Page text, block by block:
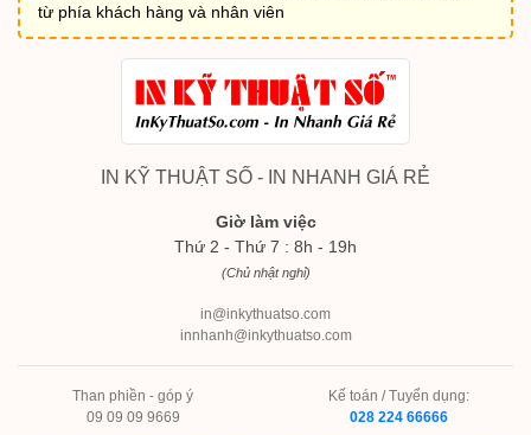
từ phía khách hàng và nhân viên
IN KỸ THUẬT SỐ - IN NHANH GIÁ RẺ
Giờ làm việc
Thứ 2 - Thứ 7 : 8h - 19h
(Chủ nhật nghỉ)
in@inkythuatso.com
innhanh@inkythuatso.com
Than phiền - góp ý
09 09 09 9669
Kế toán / Tuyển dụng:
028 224 66666